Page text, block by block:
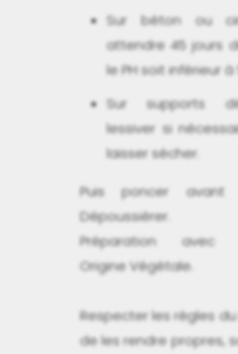
Sur béton ou
attendre 45 jours
le PH soit inférieur à
Sur supports
lessiver si
laisser sécher.
Puis poncer avant
Dépoussiérer.
Préparation avec
Origine Végétale.
Respecter les règles du
de les rendre propres,